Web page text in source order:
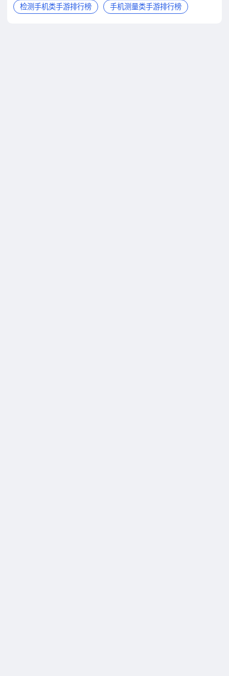
检测手机类手游排行榜 手机测量类手游排行榜